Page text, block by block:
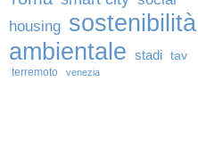
housing sostenibilità
ambientale stadi tav
terremoto venezia